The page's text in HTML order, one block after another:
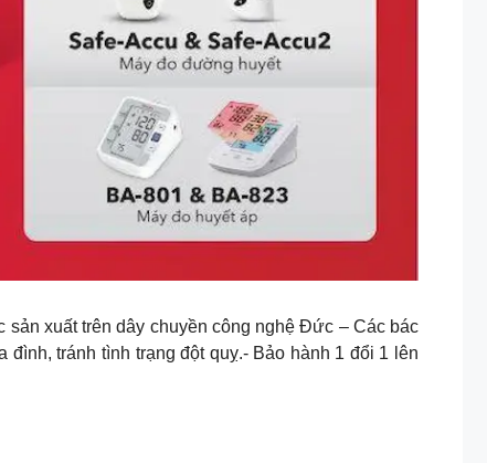
xuất trên dây chuyền công nghệ Đức – Các bác
tránh tình trạng đột quỵ.- Bảo hành 1 đổi 1 lên